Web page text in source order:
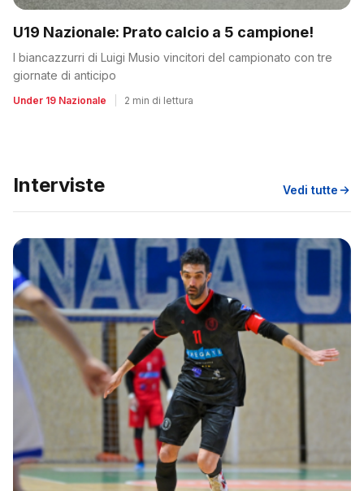
U19 Nazionale: Prato calcio a 5 campione!
I biancazzurri di Luigi Musio vincitori del campionato con tre
giornate di anticipo
Under 19 Nazionale 2 min di lettura
Interviste Vedi tutte